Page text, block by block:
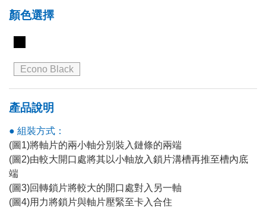
顏色選擇
Econo Black
產品說明
● 組裝方式：
(圖1)將軸片的兩小軸分別裝入鏈條的兩端
(圖2)由較大開口處將其以小軸放入鎖片溝槽再推至槽內底
端
(圖3)回轉鎖片將較大的開口處對入另一軸
(圖4)用力將鎖片與軸片壓緊至卡入合住